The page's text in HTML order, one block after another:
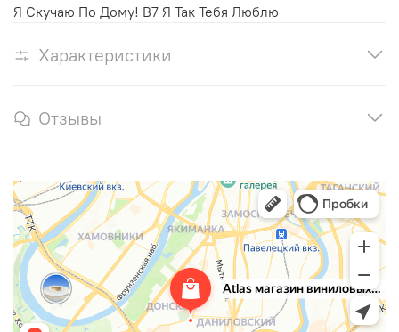
Я Скучаю По Дому! B7 Я Так Тебя Люблю
Характеристики
Отзывы